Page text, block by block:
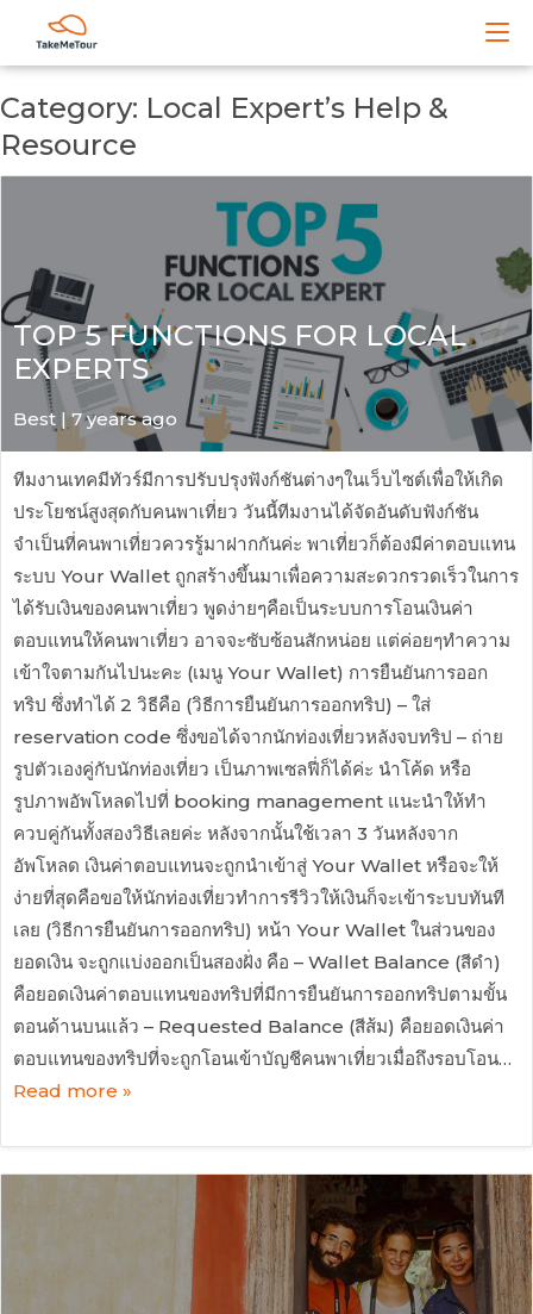
Category: Local Expert’s Help &
Resource
TOP 5 FUNCTIONS FOR LOCAL
EXPERTS
Best | 7 years ago
ทีมงานเทคมีทัวร์มีการปรับปรุงฟังก์ชันต่างๆในเว็บไซต์เพื่อให้เกิด
ประโยชน์สูงสุดกับคนพาเที่ยว วันนี้ทีมงานได้จัดอันดับฟังก์ชัน
จำเป็นที่คนพาเที่ยวควรรู้มาฝากกันค่ะ พาเที่ยวก็ต้องมีค่าตอบแทน
ระบบ Your Wallet ถูกสร้างขึ้นมาเพื่อความสะดวกรวดเร็วในการ
ได้รับเงินของคนพาเที่ยว พูดง่ายๆคือเป็นระบบการโอนเงินค่า
ตอบแทนให้คนพาเที่ยว อาจจะซับซ้อนสักหน่อย แต่ค่อยๆทำความ
เข้าใจตามกันไปนะคะ (เมนู Your Wallet) การยืนยันการออก
ทริป ซึ่งทำได้ 2 วิธีคือ (วิธีการยืนยันการออกทริป) – ใส่
reservation code ซึ่งขอได้จากนักท่องเที่ยวหลังจบทริป – ถ่าย
รูปตัวเองคู่กับนักท่องเที่ยว เป็นภาพเซลฟี่ก็ได้ค่ะ นำโค้ด หรือ
รูปภาพอัพโหลดไปที่ booking management แนะนำให้ทำ
ควบคู่กันทั้งสองวิธีเลยค่ะ หลังจากนั้นใช้เวลา 3 วันหลังจาก
อัพโหลด เงินค่าตอบแทนจะถูกนำเข้าสู่ Your Wallet หรือจะให้
ง่ายที่สุดคือขอให้นักท่องเที่ยวทำการรีวิวให้เงินก็จะเข้าระบบทันที
เลย (วิธีการยืนยันการออกทริป) หน้า Your Wallet ในส่วนของ
ยอดเงิน จะถูกแบ่งออกเป็นสองฝั่ง คือ – Wallet Balance (สีดำ)
คือยอดเงินค่าตอบแทนของทริปที่มีการยืนยันการออกทริปตามขั้น
ตอนด้านบนแล้ว – Requested Balance (สีส้ม) คือยอดเงินค่า
ตอบแทนของทริปที่จะถูกโอนเข้าบัญชีคนพาเที่ยวเมื่อถึงรอบโอน…
Read more »